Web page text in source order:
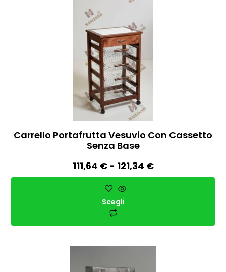
Carrello Portafrutta Vesuvio Con Cassetto
Senza Base
111,64 € - 121,34 €
Scegli